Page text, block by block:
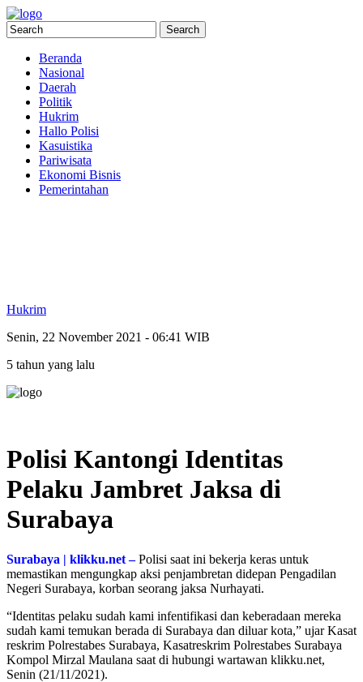
Beranda
Nasional
Daerah
Politik
Hukrim
Hallo Polisi
Kasuistika
Pariwisata
Ekonomi Bisnis
Pemerintahan
Hukrim
Senin, 22 November 2021 - 06:41 WIB
5 tahun yang lalu
Polisi Kantongi Identitas
Pelaku Jambret Jaksa di
Surabaya
Surabaya | klikku.net – Polisi saat ini bekerja keras untuk
memastikan mengungkap aksi penjambretan didepan Pengadilan
Negeri Surabaya, korban seorang jaksa Nurhayati.
“Identitas pelaku sudah kami infentifikasi dan keberadaan mereka
sudah kami temukan berada di Surabaya dan diluar kota,” ujar Kasat
reskrim Polrestabes Surabaya, Kasatreskrim Polrestabes Surabaya
Kompol Mirzal Maulana saat di hubungi wartawan klikku.net,
Senin (21/11/2021).